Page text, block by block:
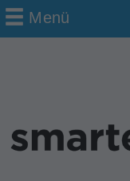
Menü